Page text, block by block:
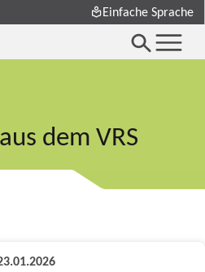
Einfache Sprache
dem VRS